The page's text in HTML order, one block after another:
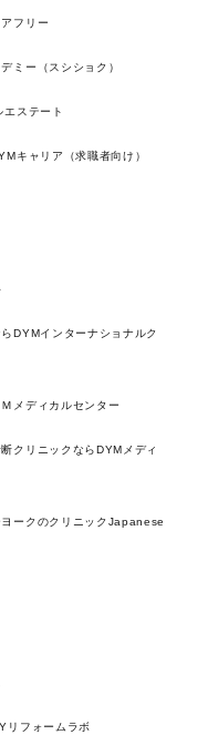
フリー
ミー（スシショク）
ステート
キャリア（求職者向け）
DYMインターナショナルク
メディカルセンター
クリニックならDYMメディ
ークのクリニックJapanese
リフォームラボ